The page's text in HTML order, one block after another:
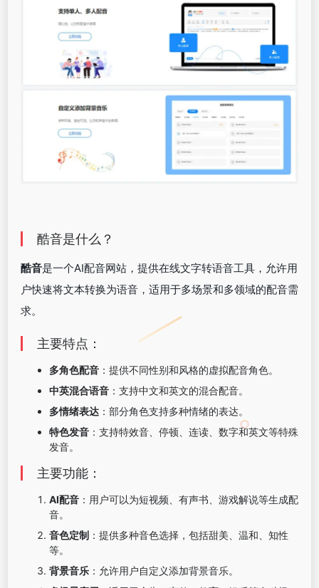
酷音是什么？
酷音是一个AI配音网站，提供在线文字转语音工具，允许用
户快速将文本转换为语音，适用于多场景和多领域的配音需
求。
主要特点：
多角色配音：提供不同性别和风格的虚拟配音角色。
中英混合语音：支持中文和英文的混合配音。
多情绪表达：部分角色支持多种情绪的表达。
特色发音：支持特效音、停顿、连读、数字和英文等特殊
发音。
主要功能：
AI配音：用户可以为短视频、有声书、游戏解说等生成配
音。
音色定制：提供多种音色选择，包括甜美、温和、知性
等。
背景音乐：允许用户自定义添加背景音乐。